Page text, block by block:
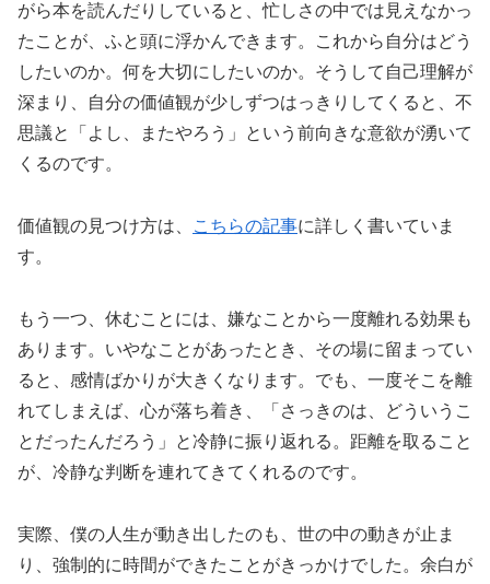
がら本を読んだりしていると、忙しさの中では見えなかっ
たことが、ふと頭に浮かんできます。これから自分はどう
したいのか。何を大切にしたいのか。そうして自己理解が
深まり、自分の価値観が少しずつはっきりしてくると、不
思議と「よし、またやろう」という前向きな意欲が湧いて
くるのです。
価値観の見つけ方は、 こちらの記事に詳しく書いていま
す。
もう一つ、休むことには、嫌なことから一度離れる効果も
あります。いやなことがあったとき、その場に留まってい
ると、感情ばかりが大きくなります。でも、一度そこを離
れてしまえば、心が落ち着き、「さっきのは、どういうこ
とだったんだろう」と冷静に振り返れる。距離を取ること
が、冷静な判断を連れてきてくれるのです。
実際、僕の人生が動き出したのも、世の中の動きが止ま
り、強制的に時間ができたことがきっかけでした。余白が